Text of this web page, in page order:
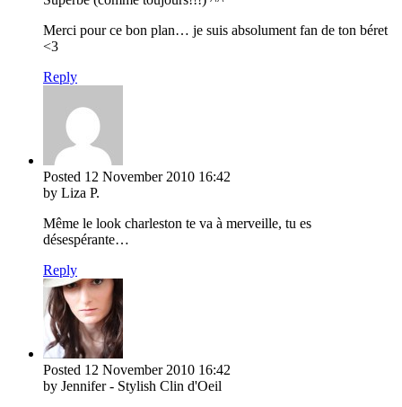
Merci pour ce bon plan… je suis absolument fan de ton béret
<3
Reply
Posted 12 November 2010 16:42
by Liza P.
Même le look charleston te va à merveille, tu es
désespérante…
Reply
Posted 12 November 2010 16:42
by Jennifer - Stylish Clin d'Oeil